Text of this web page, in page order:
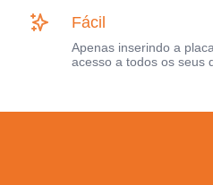
Fácil
Apenas inserindo a
acesso a todos os seus